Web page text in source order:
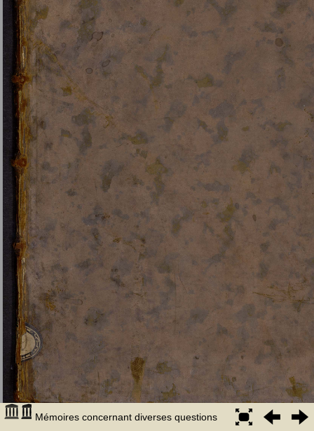
Mémoires concernant diverses questions